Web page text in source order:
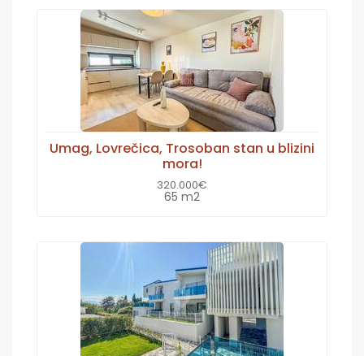
Umag, Lovrečica, Trosoban stan u blizini
mora!
320.000€
65 m2